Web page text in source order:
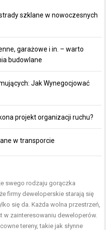
szklane w nowoczesnych
garażowe i in. – warto
budowlane
Jak Wynegocjować
projekt organizacji ruchu?
w transporcie
swego rodzaju gorączka
firmy deweloperskie starają się
się da. Każda wolna przestrzeń,
w zainteresowaniu deweloperów.
tereny, takie jak słynne